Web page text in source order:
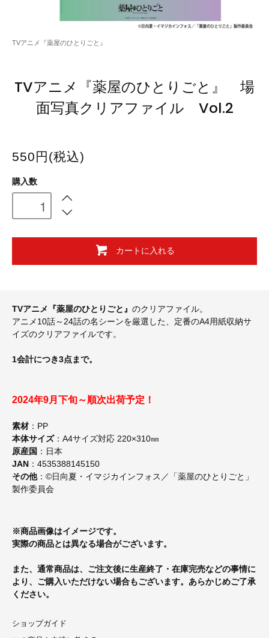
TVアニメ『薬屋のひとりごと』
TVアニメ『薬屋のひとりごと』 場
面写真クリアファイル Vol.2
550円(税込)
購入数
カートに入れる
TVアニメ『薬屋のひとりごと』 のクリアファイル。
アニメ10話～24話の名シーンを厳選した、定番のA4用紙収納サ
イズのクリアファイルです。
1会計につき3点まで。
2024年9月下旬～順次出荷予定！
素材 ：PP
本体サイズ：A4サイズ対応 220×310㎜
原産国 ：日本
JAN ：4535388145150
その他：©日向夏・イマジカインフォス／「薬屋のひとりごと」
製作委員会
※商品画像はイメージです。
実際の商品とは異なる場合がございます。
また、通常商品は、ご注文後に生産終了・在庫完売などの事情に
より、ご購入いただけない場合もございます。あらかじめご了承
ください。
ショップガイド